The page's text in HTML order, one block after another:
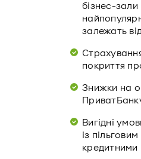
бізнес-
залежать
покриття
Знижки на
Вигідні
із